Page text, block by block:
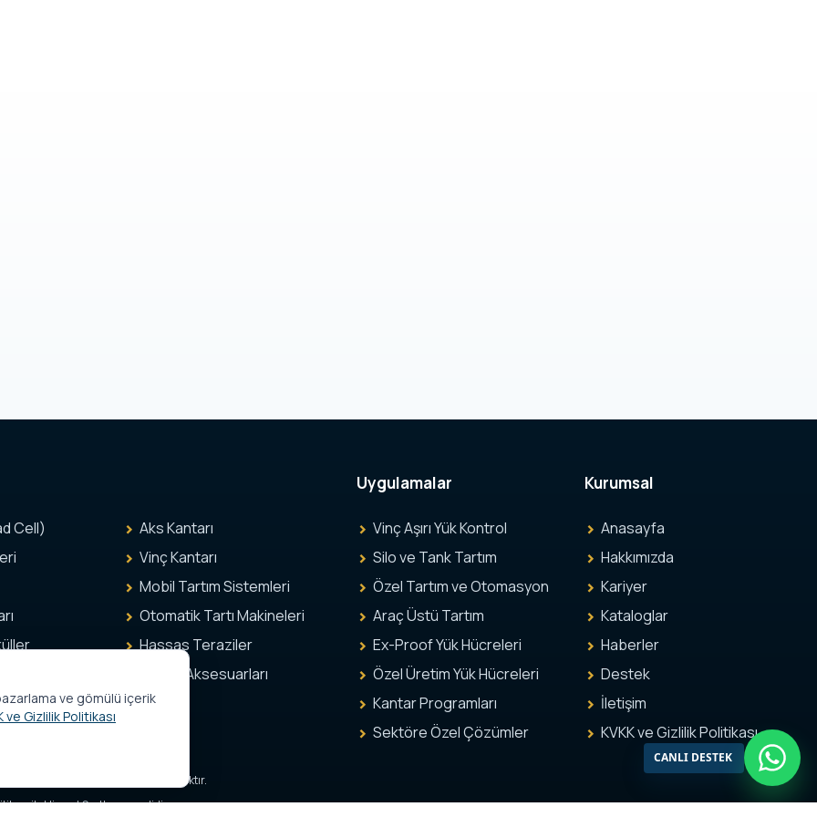
Cell)
Aks Kantarı
Vinç Kantarı
Mobil Tartım Sistemleri
Otomatik Tartı Makineleri
Hassas Teraziler
Tartım Aksesuarları
Uygulamalar
Vinç Aşırı Yük Kontrol
Silo ve Tank Tartım
Özel Tartım ve Otomasyon
Araç Üstü Tartım
Ex-Proof Yük Hücreleri
Özel Üretim Yük Hücreleri
Kantar Programları
Sektöre Özel Çözümler
Kurumsal
Anasayfa
Hakkımızda
Kariyer
Kataloglar
Haberler
Destek
İletişim
KVKK ve Gizlilik Politikası
İzinsiz kullanımı yasaktır.
ile Hizmet Şartları geçerlidir.
ve gömülü içerik
ve Gizlilik Politikası
CANLI DESTEK